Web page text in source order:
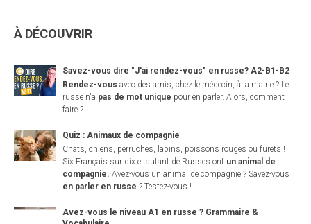
À DÉCOUVRIR
Savez-vous dire "J'ai rendez-vous" en russe? A2-B1-B2
Rendez-vous avec des amis, chez le médecin, à la mairie ? Le
russe n'a pas de mot unique pour en parler. Alors, comment
faire ?
Quiz : Animaux de compagnie
Chats, chiens, perruches, lapins, poissons rouges ou furets !
Six Français sur dix et autant de Russes ont un animal de
compagnie. Avez-vous un animal de compagnie ? Savez-vous
en parler en russe ? Testez-vous !
Avez-vous le niveau A1 en russe ? Grammaire &